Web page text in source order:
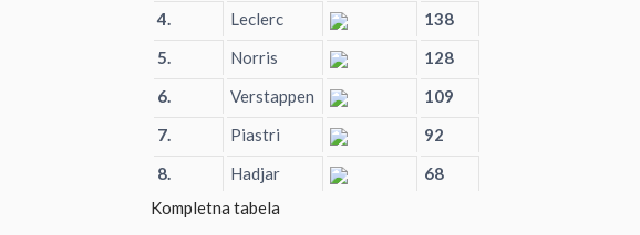
4.
Leclerc
138
5.
Norris
128
6.
Verstappen
109
7.
Piastri
92
8.
Hadjar
68
Kompletna tabela